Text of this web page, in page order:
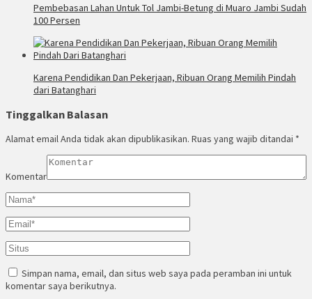
Pembebasan Lahan Untuk Tol Jambi-Betung di Muaro Jambi Sudah
100 Persen
Karena Pendidikan Dan Pekerjaan, Ribuan Orang Memilih Pindah
dari Batanghari
Tinggalkan Balasan
Alamat email Anda tidak akan dipublikasikan. Ruas yang wajib ditandai *
Komentar
Simpan nama, email, dan situs web saya pada peramban ini untuk
komentar saya berikutnya.